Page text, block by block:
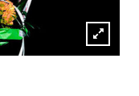
Lightbox